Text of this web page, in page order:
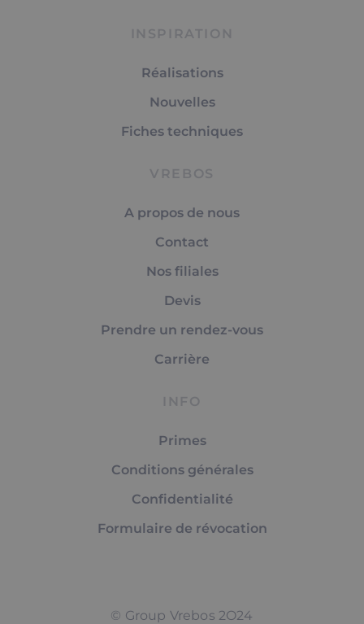
INSPIRATION
Réalisations
Nouvelles
Fiches techniques
VREBOS
A propos de nous
Contact
Nos filiales
Devis
Prendre un rendez-vous
Carrière
INFO
Primes
Conditions générales
Confidentialité
Formulaire de révocation
© Group Vrebos 2O24